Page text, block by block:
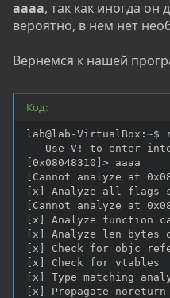
aaaa, так как иногда он
вероятно, в нем нет
Вернемся к нашей
Код:
lab@lab-VirtualBox:~$
-- Use V! to enter
[0x08048310]> aaaa
[Cannot analyze at
[x] Analyze all flags
[Cannot analyze at
[x] Analyze function
[x] Analyze len
[x] Check for objc
[x] Check for vtables
[x] Type matching
[x] Propagate